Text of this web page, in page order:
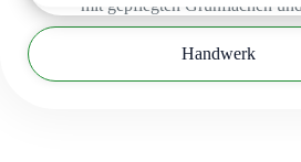
Handwerk